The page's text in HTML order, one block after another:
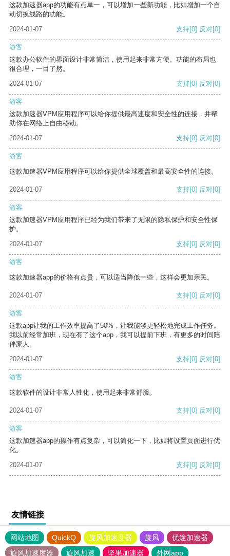
这款加速器app的功能有点单一，可以增加一些新功能，比如增加一个自
动切换线路的功能。
2024-01-07
支持[0] 反对[0]
游客
这款办公软件的界面设计非常简洁，使用起来非常方便。功能的布局也
很合理，一目了然。
2024-01-07
支持[0] 反对[0]
游客
这款加速器VPM应用程序可以给你提供最高速度和安全性的连接，并帮
助你在网络上自由移动。
2024-01-07
支持[0] 反对[0]
游客
这款加速器VPM应用程序可以给你提供全球覆盖和最高安全性的连接。
2024-01-07 支持[0] 反对[0]
游客
这款加速器VPM应用程序已经为我们带来了无限的隐私保护和安全性保
护。
2024-01-07
支持[0] 反对[0]
游客
这款加速器app的价格有点贵，可以适当降低一些，这样会更加亲民。
2024-01-07 支持[0] 反对[0]
游客
这款app让我的工作效率提高了50%，让我能够更轻松地完成工作任务。
我以前经常加班，现在有了这个app，我可以提前下班，有更多的时间陪
伴家人。
2024-01-07
支持[0] 反对[0]
游客
这款软件的设计非常人性化，使用起来非常舒服。
2024-01-07 支持[0] 反对[0]
游客
这款加速器app的操作有点复杂，可以简化一下，比如将设置页面进行优
化。
2024-01-07
支持[0] 反对[0]
友情链接
网站地图 QuickQ 旋风加速度器 旋风
优途加速器
旋风加速度器
旋风加速 坚果加速器 外网app